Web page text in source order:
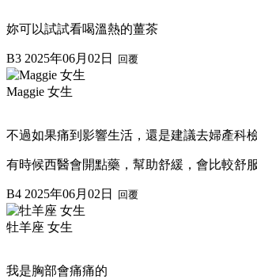
妳可以試試看喝溫熱的薑茶
B3 2025年06月02日 回覆
Maggie 女生
不過如果痛到影響生活，還是建議去婦產科
有時候西醫會開點藥，幫助舒緩，會比較舒服
B4 2025年06月02日 回覆
牡羊座 女生
我是胸部會痛痛的